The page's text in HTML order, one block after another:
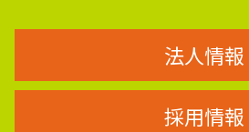
法人情報
採用情報